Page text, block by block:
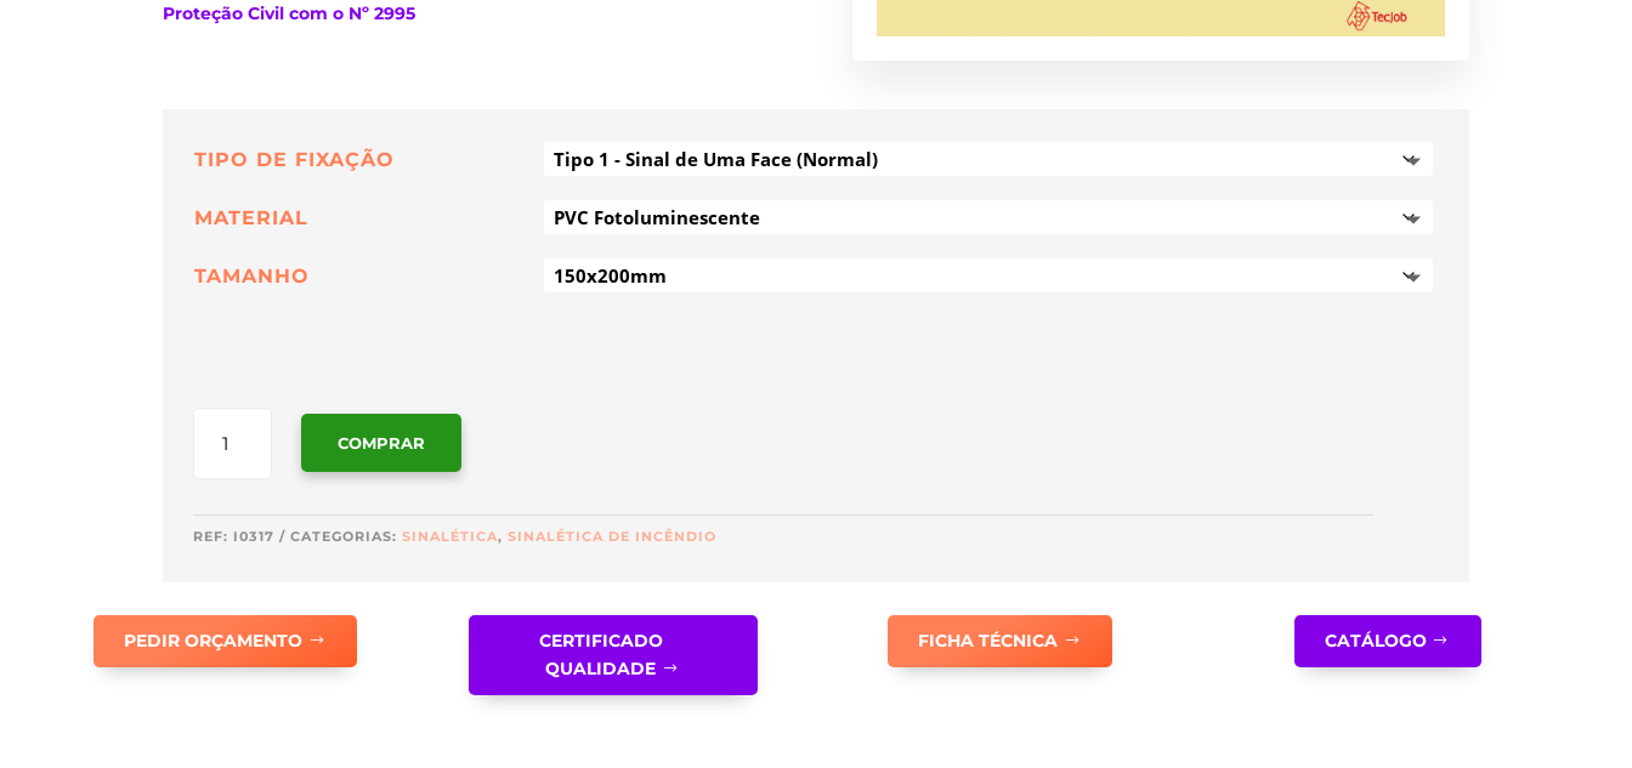
Proteção Civil com o Nº 2995
TIPO DE FIXAÇÃO
MATERIAL
TAMANHO
QUANTIDADE
SINALÉTICA
DE
I0317
COMPRAR
REF: I0317 CATEGORIAS:SINALÉTICA,SINALÉTICA DE INCÊNDIO
PEDIR ORÇAMENTO
CERTIFICADO
QUALIDADE
FICHA TÉCNICA CATÁLOGO